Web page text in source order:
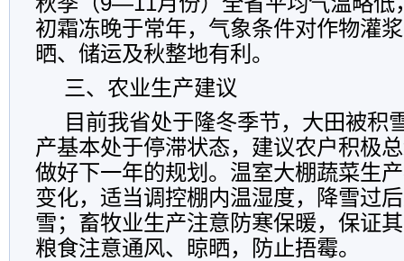
初霜冻晚于常年，气象条件对作物灌
晒、储运及秋整地有利。
三、农业生产建议
目前我省处于隆冬季节，大田被积
产基本处于停滞状态，建议农户积极
做好下一年的规划。温室大棚蔬菜生
变化，适当调控棚内温湿度，降雪过
雪；畜牧业生产注意防寒保暖，保证
粮食注意通风、晾晒，防止捂霉。